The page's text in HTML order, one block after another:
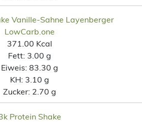
Vanille-Sahne Layenberger
LowCarb.one
371.00 Kcal
Fett: 3.00 g
Eiweis: 83.30 g
KH: 3.10 g
Zucker: 2.70 g
Protein Shake